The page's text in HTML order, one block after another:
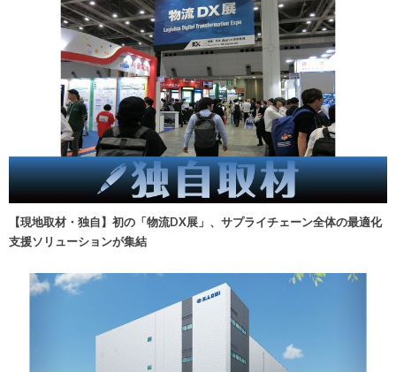
【現地取材・独自】初の「物流DX展」、サプライチェーン全体の最適化
支援ソリューションが集結